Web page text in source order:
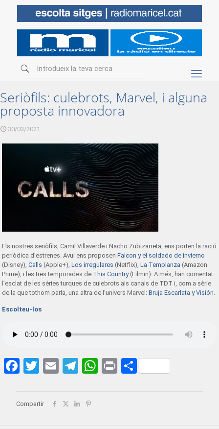
Seriòfils: culebrots, Marvel, i alguna
proposta innovadora
30/03/2021
Els nostres seriòfils, Camil Villaverde i Nacho Zubizarreta, ens porten la ració
periòdica d’estrenes. Avui ens proposenFalcon y el soldado de invierno
(Disney),Calls (Apple+),Los irregulares (Netflix),La Templanza (Amazon
Prime), i les tres temporades de This Country(Filmin). A més, han comentat
l’esclat de les sèries turques de culebrots als canals de TDT i, com a sèrie
de la que tothom parla, una altra de l’univers Marvel:Bruja Escarlata y Visión.
Escolteu-los
Facebook
Twitter
EmailTelegram
WhatsApp
PrintShare
Compartir